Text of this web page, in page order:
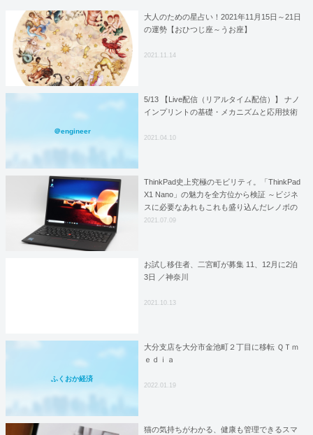
大人のための星占い！2021年11月15日～21日
の運勢【おひつじ座～うお座】
2021.11.14
＠engineer
5/13 【Live配信（リアルタイム配信）】 ナノ
インプリントの基礎・メカニズムと応用技術
2021.04.10
ThinkPad史上究極のモビリティ。「ThinkPad
X1 Nano」の魅力を全方位から検証 ～ビジネ
スに必要なあれもこれも盛り込んだレノボの
意欲的製品【仕事PCはインテルvProで決ま
2021.07.09
お試し移住者、二宮町が募集 11、12月に2泊
3日 ／神奈川
2021.10.13
ふくおか経済
大分支店を大分市金池町２丁目に移転 ＱＴｍ
ｅｄｉａ
2022.01.19
猫の気持ちがわかる、健康も管理できるスマ